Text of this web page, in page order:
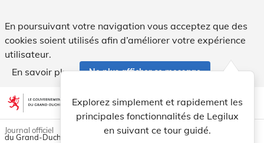
En poursuivant votre navigation vous acceptez que des
cookies soient utilisés afin d’améliorer votre expérience
utilisateur.
En savoir plus
Ne plus afficher ce message
Aller au contenu account_circle help Aide
Explorez simplement et rapidement les
principales fonctionnalités de Legilux
en suivant ce tour guidé.
light_mode dark_mode
Journal officiel
du Grand-Duché de Luxembourg